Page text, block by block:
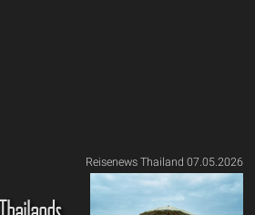
Reisenews Thailand 07.05.2026